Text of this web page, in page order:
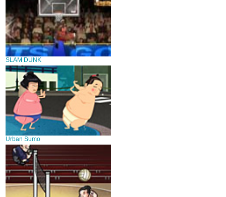
SLAM DUNK
Urban Sumo